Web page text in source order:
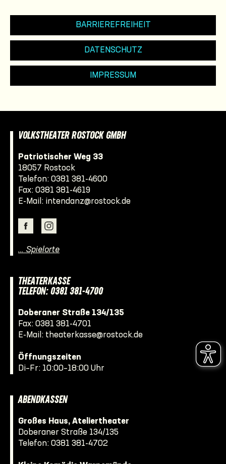
BARRIEREFREIHEIT
DATENSCHUTZ
IMPRESSUM
VOLKSTHEATER ROSTOCK GMBH
Patriotischer Weg 33
18057 Rostock
Telefon: 0381 381-4600
Fax: 0381 381-4619
E-Mail: intendanz@rostock.de
… Spielorte
THEATERKASSE
TELEFON: 0381 381-4700
Doberaner Straße 134/135
Fax: 0381 381-4701
E-Mail: theaterkasse@rostock.de
Öffnungszeiten
Di–Fr: 10:00–18:00 Uhr
ABENDKASSEN
Großes Haus, Ateliertheater
Doberaner Straße 134/135
Telefon: 0381 381-4702